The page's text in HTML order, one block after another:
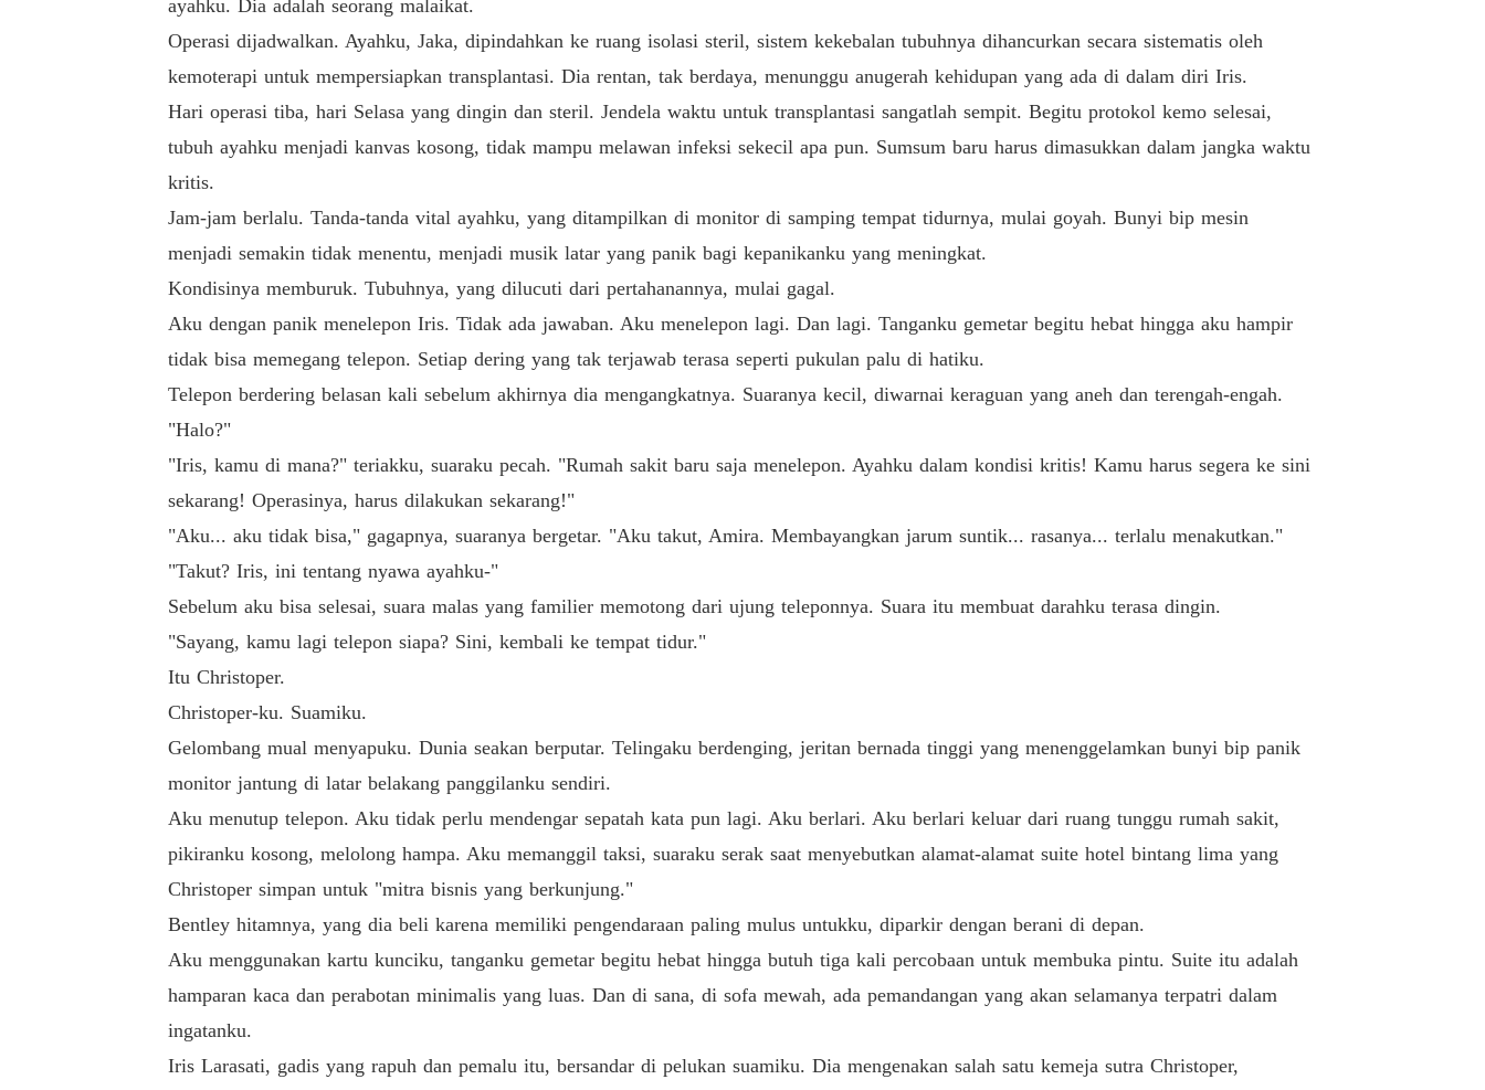
ayahku. Dia adalah seorang malaikat.
Operasi dijadwalkan. Ayahku, Jaka, dipindahkan ke ruang isolasi steril, sistem kekebalan tubuhnya dihancurkan secara sistematis oleh
kemoterapi untuk mempersiapkan transplantasi. Dia rentan, tak berdaya, menunggu anugerah kehidupan yang ada di dalam diri Iris.
Hari operasi tiba, hari Selasa yang dingin dan steril. Jendela waktu untuk transplantasi sangatlah sempit. Begitu protokol kemo selesai,
tubuh ayahku menjadi kanvas kosong, tidak mampu melawan infeksi sekecil apa pun. Sumsum baru harus dimasukkan dalam jangka waktu
kritis.
Jam-jam berlalu. Tanda-tanda vital ayahku, yang ditampilkan di monitor di samping tempat tidurnya, mulai goyah. Bunyi bip mesin
menjadi semakin tidak menentu, menjadi musik latar yang panik bagi kepanikanku yang meningkat.
Kondisinya memburuk. Tubuhnya, yang dilucuti dari pertahanannya, mulai gagal.
Aku dengan panik menelepon Iris. Tidak ada jawaban. Aku menelepon lagi. Dan lagi. Tanganku gemetar begitu hebat hingga aku hampir
tidak bisa memegang telepon. Setiap dering yang tak terjawab terasa seperti pukulan palu di hatiku.
Telepon berdering belasan kali sebelum akhirnya dia mengangkatnya. Suaranya kecil, diwarnai keraguan yang aneh dan terengah-engah.
"Halo?"
"Iris, kamu di mana?" teriakku, suaraku pecah. "Rumah sakit baru saja menelepon. Ayahku dalam kondisi kritis! Kamu harus segera ke sini
sekarang! Operasinya, harus dilakukan sekarang!"
"Aku... aku tidak bisa," gagapnya, suaranya bergetar. "Aku takut, Amira. Membayangkan jarum suntik... rasanya... terlalu menakutkan."
"Takut? Iris, ini tentang nyawa ayahku-"
Sebelum aku bisa selesai, suara malas yang familier memotong dari ujung teleponnya. Suara itu membuat darahku terasa dingin.
"Sayang, kamu lagi telepon siapa? Sini, kembali ke tempat tidur."
Itu Christoper.
Christoper-ku. Suamiku.
Gelombang mual menyapuku. Dunia seakan berputar. Telingaku berdenging, jeritan bernada tinggi yang menenggelamkan bunyi bip panik
monitor jantung di latar belakang panggilanku sendiri.
Aku menutup telepon. Aku tidak perlu mendengar sepatah kata pun lagi. Aku berlari. Aku berlari keluar dari ruang tunggu rumah sakit,
pikiranku kosong, melolong hampa. Aku memanggil taksi, suaraku serak saat menyebutkan alamat-alamat suite hotel bintang lima yang
Christoper simpan untuk "mitra bisnis yang berkunjung."
Bentley hitamnya, yang dia beli karena memiliki pengendaraan paling mulus untukku, diparkir dengan berani di depan.
Aku menggunakan kartu kunciku, tanganku gemetar begitu hebat hingga butuh tiga kali percobaan untuk membuka pintu. Suite itu adalah
hamparan kaca dan perabotan minimalis yang luas. Dan di sana, di sofa mewah, ada pemandangan yang akan selamanya terpatri dalam
ingatanku.
Iris Larasati, gadis yang rapuh dan pemalu itu, bersandar di pelukan suamiku. Dia mengenakan salah satu kemeja sutra Christoper,